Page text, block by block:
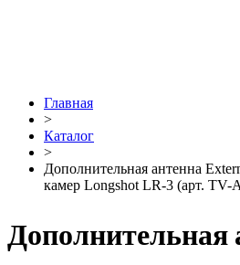
Главная
>
Каталог
>
Дополнительная антенна
камер Longshot LR-3 (арт. TV-
Дополнительная